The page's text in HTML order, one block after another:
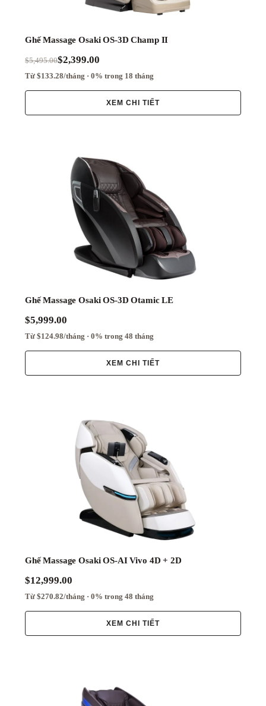
Ghế Massage Osaki OS-3D Champ II
$5,495.00$2,399.00
Từ $133.28/tháng · 0% trong 18 tháng
XEM CHI TIẾT
Ghế Massage Osaki OS-3D Otamic LE
$5,999.00
Từ $124.98/tháng · 0% trong 48 tháng
XEM CHI TIẾT
Ghế Massage Osaki OS-AI Vivo 4D + 2D
$12,999.00
Từ $270.82/tháng · 0% trong 48 tháng
XEM CHI TIẾT